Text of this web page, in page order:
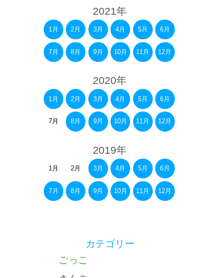
2021年
1月 2月 3月 4月 5月 6月
7月 8月 9月 10月 11月 12月
2020年
1月 2月 3月 4月 5月 6月
7月 8月 9月 10月 11月 12月
2019年
1月 2月 3月 4月 5月 6月
7月 8月 9月 10月 11月 12月
カテゴリー
ごっこ